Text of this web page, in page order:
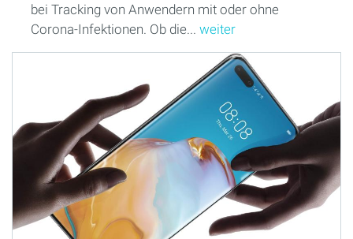
bei Tracking von Anwendern mit oder ohne
Corona-Infektionen. Ob die... weiter